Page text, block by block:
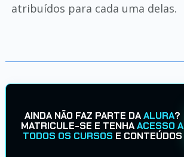
atribuídos para cada uma delas.
AINDA NÃO FAZ PARTE DAALURA?
MATRICULE-SE E TENHAACESSO A
TODOS OS CURSOS E CONTEÚDOS